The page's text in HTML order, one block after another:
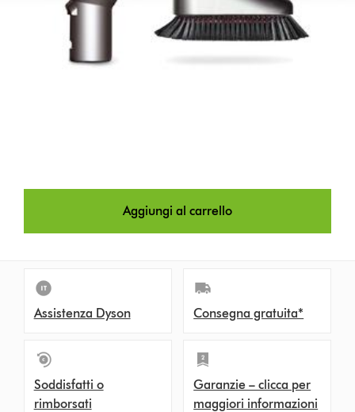
Aggiungi al carrello
Assistenza Dyson Consegna gratuita*
Soddisfatti o
rimborsati
Garanzie – clicca per
maggiori informazioni